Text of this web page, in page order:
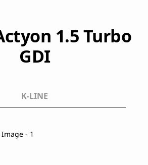
1.5 Turbo
GDI
K-LINE